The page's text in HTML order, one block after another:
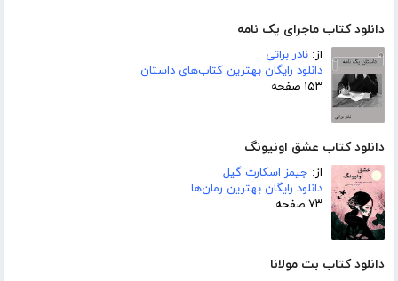
دانلود کتاب ماجرای یک نامه
از: نادر براتی
دانلود رایگان بهترین کتاب‌های داستان
۱۵۳ صفحه
دانلود کتاب عشق اونیونگ
از: جیمز اسکارث گیل
دانلود رایگان بهترین رمان‌ها
۷۳ صفحه
دانلود کتاب بت مولانا